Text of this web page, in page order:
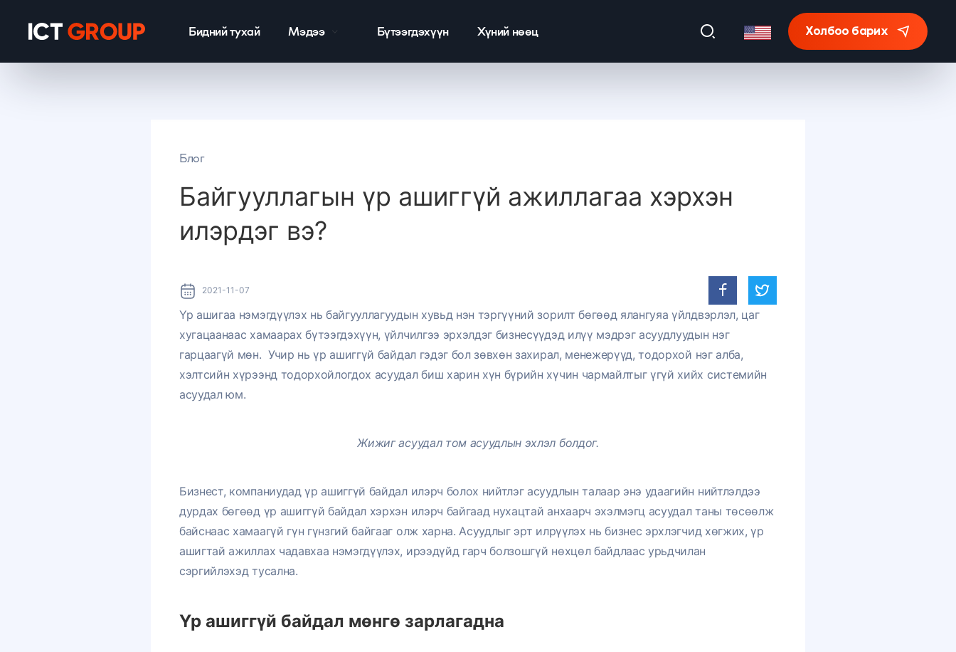
Бидний тухай Мэдээ Бүтээгдэхүүн Хүний нөөц Холбоо барих
Блог
Байгууллагын үр ашиггүй ажиллагаа хэрхэн
илэрдэг вэ?
2021-11-07
Үр ашигаа нэмэгдүүлэх нь байгууллагуудын хувьд нэн тэргүүний зорилт бөгөөд ялангуяа үйлдвэрлэл, цаг
хугацаанаас хамаарах бүтээгдэхүүн, үйлчилгээ эрхэлдэг бизнесүүдэд илүү мэдрэг асуудлуудын нэг
гарцаагүй мөн. Учир нь үр ашиггүй байдал гэдэг бол зөвхөн захирал, менежерүүд, тодорхой нэг алба,
хэлтсийн хүрээнд тодорхойлогдох асуудал биш харин хүн бүрийн хүчин чармайлтыг үгүй хийх системийн
асуудал юм.
Жижиг асуудал том асуудлын эхлэл болдог.
Бизнест, компаниудад үр ашиггүй байдал илэрч болох нийтлэг асуудлын талаар энэ удаагийн нийтлэлдээ
дурдах бөгөөд үр ашиггүй байдал хэрхэн илэрч байгаад нухацтай анхаарч эхэлмэгц асуудал таны төсөөлж
байснаас хамаагүй гүн гүнзгий байгааг олж харна. Асуудлыг эрт илрүүлэх нь бизнес эрхлэгчид хөгжих, үр
ашигтай ажиллах чадавхаа нэмэгдүүлэх, ирээдүйд гарч болзошгүй нөхцөл байдлаас урьдчилан
сэргийлэхэд тусална.
Үр ашиггүй байдал мөнгө зарлагадна